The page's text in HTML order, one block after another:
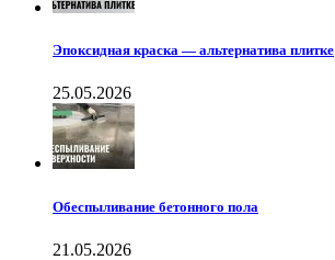
Эпоксидная краска — альтернатива плитке
25.05.2026
Обеспыливание бетонного пола
21.05.2026